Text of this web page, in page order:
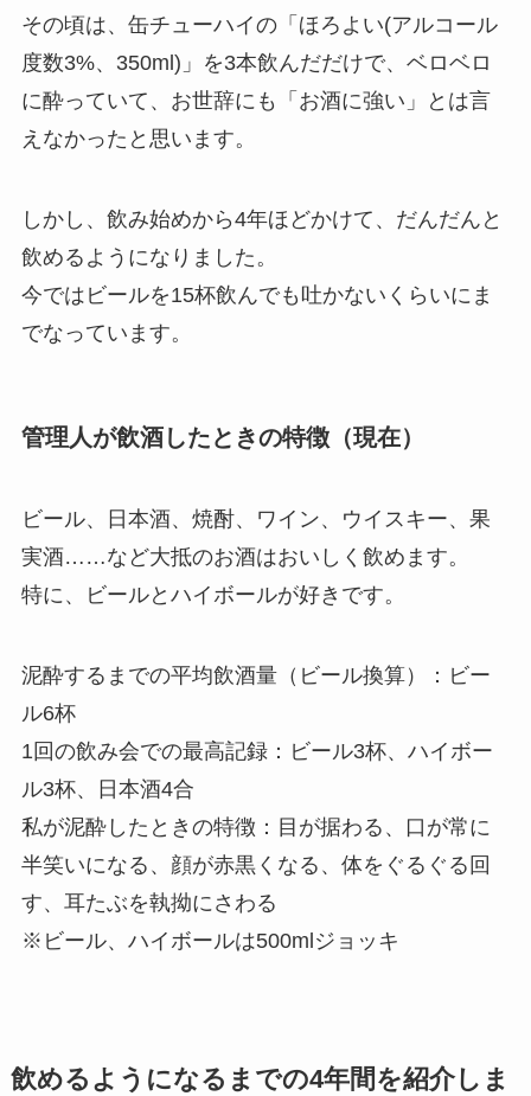
その頃は、 缶チューハイの「ほろよい(アルコール
度数3%、350ml)」を3本飲んだだけで、ベロベロ
に酔っていて 、お世辞にも「お酒に強い」とは言
えなかったと思います。
しかし、飲み始めから4年ほどかけて、だんだんと
飲めるようになりました。
今ではビールを15杯飲んでも吐かないくらいにま
でなっています。
管理人が飲酒したときの特徴（現在）
ビール、日本酒、焼酎、ワイン、ウイスキー、果
実酒……など大抵のお酒はおいしく飲めます。
特に、ビールとハイボールが好きです。
泥酔するまでの平均飲酒量（ビール換算）： ビー
ル6杯
1回の飲み会での最高記録： ビール3杯、ハイボー
ル3杯、日本酒4合
私が泥酔したときの特徴： 目が据わる、口が常に
半笑いになる、顔が赤黒くなる、体をぐるぐる回
す、耳たぶを執拗にさわる
※ビール、ハイボールは500mlジョッキ
飲めるようになるまでの4年間を紹介しま